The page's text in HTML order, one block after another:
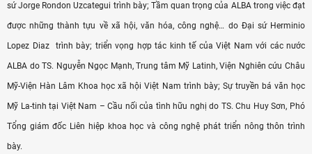
sứ Jorge Rondon Uzcategui trình bày; Tầm quan trọng của ALBA trong việc đạt
được những thành tựu về xã hội, văn hóa, công nghệ… do Đại sứ Herminio
Lopez Diaz trình bày; triển vọng hợp tác kinh tế của Việt Nam với các nước
ALBA do TS. Nguyễn Ngọc Mạnh, Trung tâm Mỹ Latinh, Viện Nghiên cứu Châu
Mỹ-Viện Hàn Lâm Khoa học xã hội Việt Nam trình bày; Sự truyền bá văn học
Mỹ La-tinh tại Việt Nam – Cầu nối của tình hữu nghị do TS. Chu Huy Sơn, Phó
Tổng giám đốc Liên hiệp khoa học và công nghệ phát triển nông thôn trình
bày.